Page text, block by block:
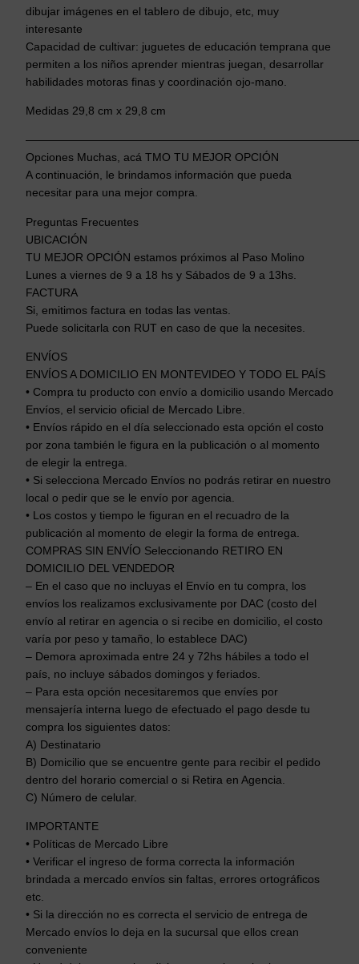
a
b
e
o
o
m
p
c
a
b
z
a
D
e
e
r
o
s
Y
F
o
m
c
n
t
i
d
a
d
dibujar imágenes en el tablero de dibujo, etc, muy
interesante
Capacidad de cultivar: juguetes de educación temprana que
permiten a los niños aprender mientras juegan, desarrollar
habilidades motoras finas y coordinación ojo-mano.
Medidas 29,8 cm x 29,8 cm
Opciones Muchas, acá TMO TU MEJOR OPCIÓN
A continuación, le brindamos información que pueda
necesitar para una mejor compra.
Preguntas Frecuentes
UBICACIÓN
TU MEJOR OPCIÓN estamos próximos al Paso Molino
Lunes a viernes de 9 a 18 hs y Sábados de 9 a 13hs.
FACTURA
Si, emitimos factura en todas las ventas.
Puede solicitarla con RUT en caso de que la necesites.
ENVÍOS
ENVÍOS A DOMICILIO EN MONTEVIDEO Y TODO EL PAÍS
• Compra tu producto con envío a domicilio usando Mercado
Envíos, el servicio oficial de Mercado Libre.
• Envíos rápido en el día seleccionado esta opción el costo
por zona también le figura en la publicación o al momento
de elegir la entrega.
• Si selecciona Mercado Envíos no podrás retirar en nuestro
local o pedir que se le envío por agencia.
• Los costos y tiempo le figuran en el recuadro de la
publicación al momento de elegir la forma de entrega.
COMPRAS SIN ENVÍO Seleccionando RETIRO EN
DOMICILIO DEL VENDEDOR
– En el caso que no incluyas el Envío en tu compra, los
envíos los realizamos exclusivamente por DAC (costo del
envío al retirar en agencia o si recibe en domicilio, el costo
varía por peso y tamaño, lo establece DAC)
– Demora aproximada entre 24 y 72hs hábiles a todo el
país, no incluye sábados domingos y feriados.
– Para esta opción necesitaremos que envíes por
mensajería interna luego de efectuado el pago desde tu
compra los siguientes datos:
A) Destinatario
B) Domicilio que se encuentre gente para recibir el pedido
dentro del horario comercial o si Retira en Agencia.
C) Número de celular.
IMPORTANTE
• Políticas de Mercado Libre
• Verificar el ingreso de forma correcta la información
brindada a mercado envíos sin faltas, errores ortográficos
etc.
• Si la dirección no es correcta el servicio de entrega de
Mercado envíos lo deja en la sucursal que ellos crean
conveniente